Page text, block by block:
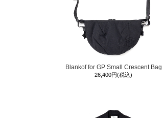
Blankof for GP Small Crescent Bag
26,400円(税込)